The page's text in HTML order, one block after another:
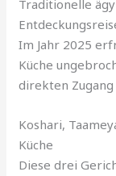
Traditionelle
Im Jahr 2025
Küche
direkten
Koshari,
Küche
Diese drei